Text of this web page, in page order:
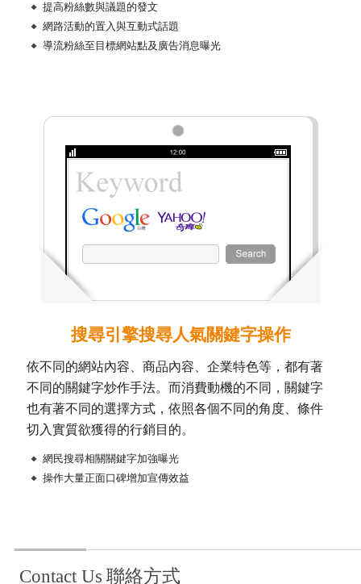
提高粉絲數與議題的發文
網路活動的置入與互動式話題
導流粉絲至目標網站點及廣告消息曝光
搜尋引擎搜尋人氣關鍵字操作
依不同的網站內容、商品內容、企業特色等，都有著
不同的關鍵字炒作手法。而消費動機的不同，關鍵字
也有著不同的選擇方式，依照各個不同的角度、條件
切入實質欲獲得的行銷目的。
網民搜尋相關關鍵字加強曝光
操作大量正面口碑增加宣傳效益
Contact Us 聯絡方式